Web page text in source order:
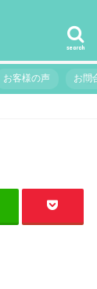
search
お客様の声 お問